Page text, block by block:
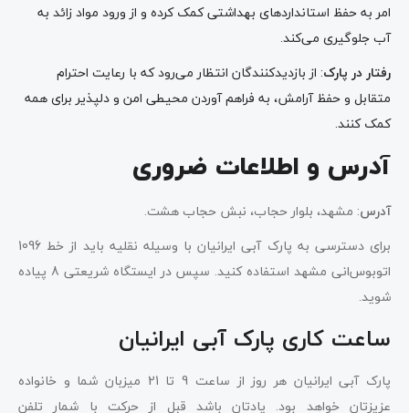
امر به حفظ استانداردهای بهداشتی کمک کرده و از ورود مواد زائد به
آب جلوگیری می‌کند.
رفتار در پارک: از بازدیدکنندگان انتظار می‌رود که با رعایت احترام
متقابل و حفظ آرامش، به فراهم آوردن محیطی امن و دلپذیر برای همه
کمک کنند.
آدرس و اطلاعات ضروری
آدرس: مشهد، بلوار حجاب، نبش حجاب هشت.
برای دسترسی به پارک آبی ایرانیان با وسیله نقلیه باید از خط 1096
اتوبوس‌انی مشهد استفاده کنید. سپس در ایستگاه شریعتی 8 پیاده
شوید.
ساعت کاری پارک آبی ایرانیان
پارک آبی ایرانیان هر روز از ساعت 9 تا 21 میزبان شما و خانواده
عزیزتان خواهد بود. یادتان باشد قبل از حرکت با شمار تلفن